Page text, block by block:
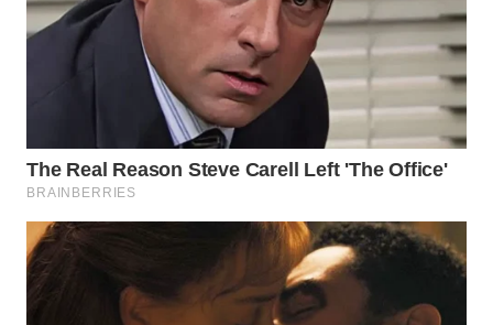
WN
WN DELI
SERDANG
WN
TEBING
TINGGI